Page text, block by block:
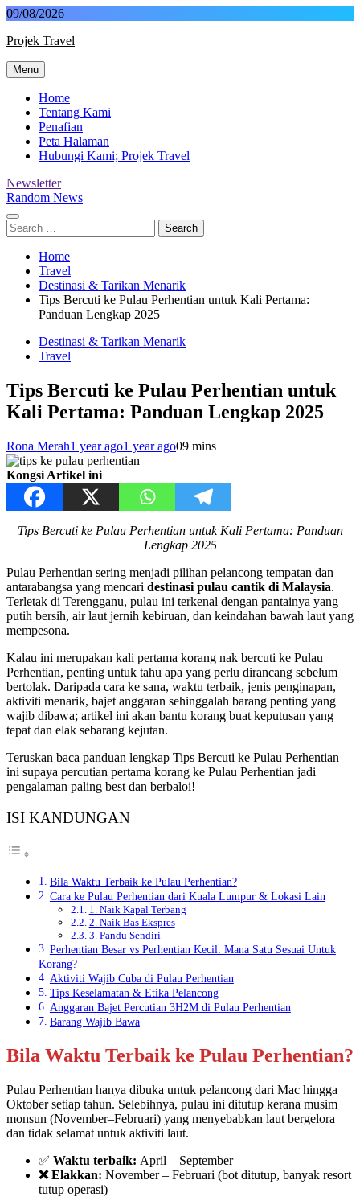
Skip
content
09/08/2026
Projek Travel
Malaysia Travel Portal
Menu
Home
Tentang Kami
Penafian
Peta Halaman
Hubungi Kami; Projek Travel
Newsletter
Random News
Search
for:
Home
Travel
Destinasi & Tarikan Menarik
Tips Bercuti ke Pulau Perhentian untuk Kali Pertama:
Panduan Lengkap 2025
Destinasi & Tarikan Menarik
Travel
Tips Bercuti ke Pulau Perhentian untuk
Kali Pertama: Panduan Lengkap 2025
Rona Merah1 year ago1 year ago09 mins
Kongsi Artikel ini
Tips Bercuti ke Pulau Perhentian untuk Kali Pertama: Panduan
Lengkap 2025
Pulau Perhentian sering menjadi pilihan pelancong tempatan dan
antarabangsa yang mencari destinasi pulau cantik di Malaysia.
Terletak di Terengganu, pulau ini terkenal dengan pantainya yang
putih bersih, air laut jernih kebiruan, dan keindahan bawah laut yang
mempesona.
Kalau ini merupakan kali pertama korang nak bercuti ke Pulau
Perhentian, penting untuk tahu apa yang perlu dirancang sebelum
bertolak. Daripada cara ke sana, waktu terbaik, jenis penginapan,
aktiviti menarik, bajet anggaran sehinggalah barang penting yang
wajib dibawa; artikel ini akan bantu korang buat keputusan yang
tepat dan elak sebarang kejutan.
Teruskan baca panduan lengkap Tips Bercuti ke Pulau Perhentian
ini supaya percutian pertama korang ke Pulau Perhentian jadi
pengalaman paling best dan berbaloi!
ISI KANDUNGAN
Bila Waktu Terbaik ke Pulau Perhentian?
Cara ke Pulau Perhentian dari Kuala Lumpur & Lokasi Lain
1. Naik Kapal Terbang
2. Naik Bas Ekspres
3. Pandu Sendiri
Perhentian Besar vs Perhentian Kecil: Mana Satu Sesuai Untuk
Korang?
Aktiviti Wajib Cuba di Pulau Perhentian
Tips Keselamatan & Etika Pelancong
Anggaran Bajet Percutian 3H2M di Pulau Perhentian
Barang Wajib Bawa
Bila Waktu Terbaik ke Pulau Perhentian?
Pulau Perhentian hanya dibuka untuk pelancong dari Mac hingga
Oktober setiap tahun. Selebihnya, pulau ini ditutup kerana musim
monsun (November–Februari) yang menyebabkan laut bergelora
dan tidak selamat untuk aktiviti laut.
✅ Waktu terbaik: April – September
❌ Elakkan: November – Februari (bot ditutup, banyak resort
tutup operasi)